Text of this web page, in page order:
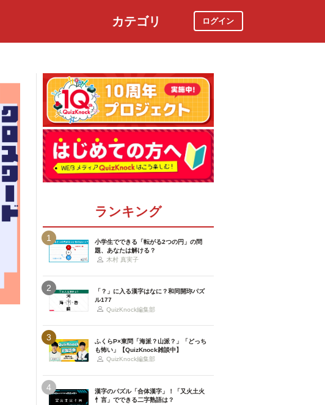
カテゴリ ログイン
ランキング
1
小学生でできる「転がる2つの円」の問
題、あなたは解ける？
木村 真実子
2
「？」に入る漢字はなに？和同開珎パズ
ル177
QuizKnock編集部
3
ふくらP×東問「海派？山派？」「どっち
も怖い」【QuizKnock雑談中】
QuizKnock編集部
4
漢字のパズル「合体漢字」！「又火土火
忄言」でできる二字熟語は？